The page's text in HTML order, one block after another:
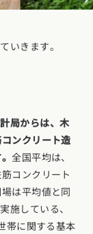
いきます。
局からは、木
ンクリート造
全国平均は、
コンクリート
は平均値と同
施している、
帯に関する基本